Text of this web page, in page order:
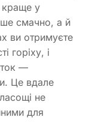
краще у
смачно, а й
ви отримуєте
горіху, і
—
Це вдале
не
для